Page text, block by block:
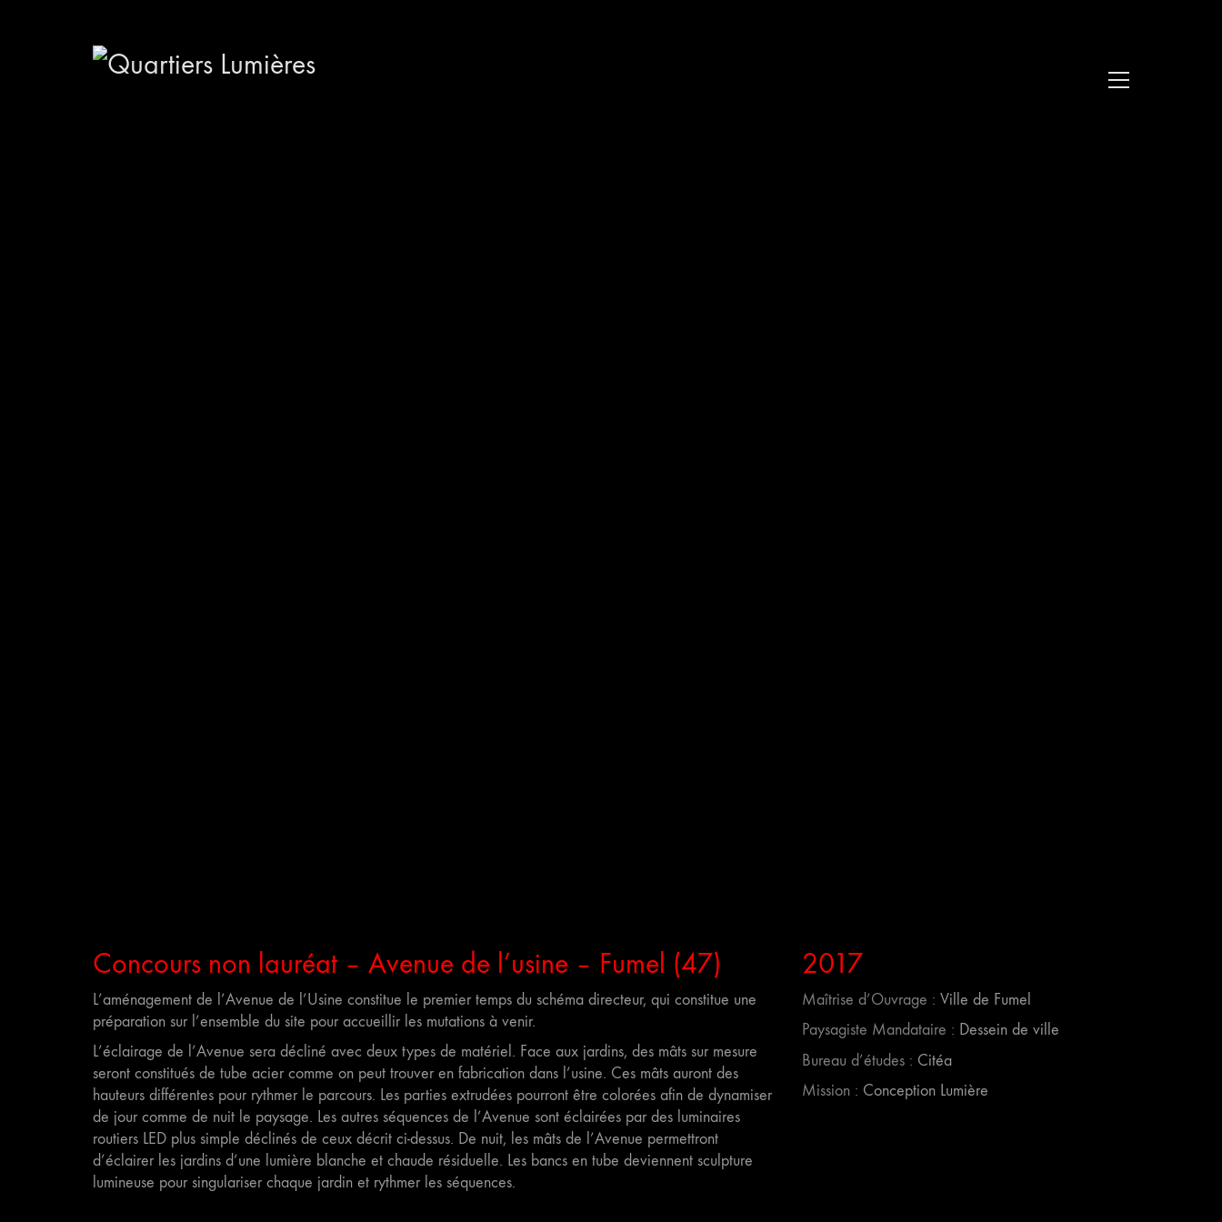
Concours non lauréat – Avenue de l’usine – Fumel (47)
L’aménagement de l’Avenue de l’Usine constitue le premier temps du schéma directeur, qui constitue une
préparation sur l’ensemble du site pour accueillir les mutations à venir.
L’éclairage de l’Avenue sera décliné avec deux types de matériel. Face aux jardins, des mâts sur mesure
seront constitués de tube acier comme on peut trouver en fabrication dans l’usine. Ces mâts auront des
hauteurs différentes pour rythmer le parcours. Les parties extrudées pourront être colorées afin de dynamiser
de jour comme de nuit le paysage. Les autres séquences de l’Avenue sont éclairées par des luminaires
routiers LED plus simple déclinés de ceux décrit ci-dessus. De nuit, les mâts de l’Avenue permettront
d’éclairer les jardins d’une lumière blanche et chaude résiduelle. Les bancs en tube deviennent sculpture
lumineuse pour singulariser chaque jardin et rythmer les séquences.
2017
Maîtrise d’Ouvrage : Ville de Fumel
Paysagiste Mandataire : Dessein de ville
Bureau d’études : Citéa
Mission : Conception Lumière